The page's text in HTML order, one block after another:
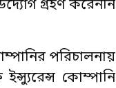
গ্রহণ করেননি
পরিচালনায়
কোম্পানি